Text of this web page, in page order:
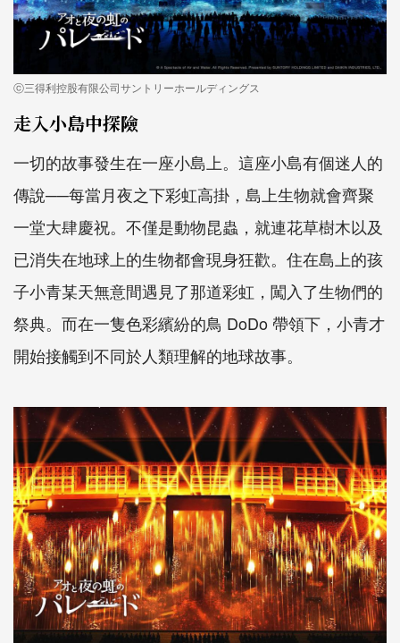
ⓒ三得利控股有限公司サントリーホールディングス
走入小島中探險
一切的故事發生在一座小島上。這座小島有個迷人的
傳說──每當月夜之下彩虹高掛，島上生物就會齊聚
一堂大肆慶祝。不僅是動物昆蟲，就連花草樹木以及
已消失在地球上的生物都會現身狂歡。住在島上的孩
子小青某天無意間遇見了那道彩虹，闖入了生物們的
祭典。而在一隻色彩繽紛的鳥 DoDo 帶領下，小青才
開始接觸到不同於人類理解的地球故事。